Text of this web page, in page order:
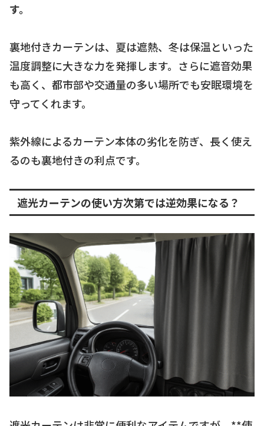
す。
裏地付きカーテンは、夏は遮熱、冬は保温といった
温度調整に大きな力を発揮します。さらに遮音効果
も高く、都市部や交通量の多い場所でも安眠環境を
守ってくれます。
紫外線によるカーテン本体の劣化を防ぎ、長く使え
るのも裏地付きの利点です。
遮光カーテンの使い方次第では逆効果になる？